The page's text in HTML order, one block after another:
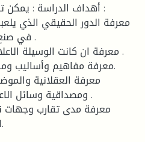
في صنع
ومصداقية وسائل